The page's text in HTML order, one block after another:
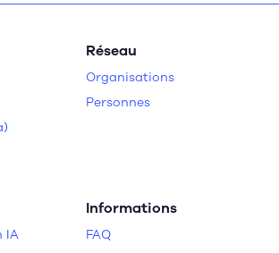
Réseau
Organisations
Personnes
IA
Informations
FAQ